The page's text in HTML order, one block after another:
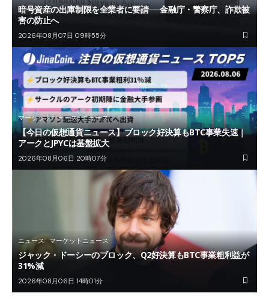
暗号資産の出庫制限を全業者に要請──金融庁・警察庁、詐欺被
害の防止へ
2026年08月07日 09時55分
マーケットニュース ニュース
【今日の仮想通貨ニュース】ブロック好決算もBTC事業失速｜
アークとJPYCは基盤拡大
2026年08月06日 20時07分
ニュース マーケットニュース
ジャック・ドーシーのブロック、Q2好決算もBTC事業粗利益が
31%減
2026年08月06日 14時01分